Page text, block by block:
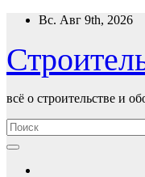
Перейти
содержимому
Вс. Авг 9th, 2026
всё о строительстве и